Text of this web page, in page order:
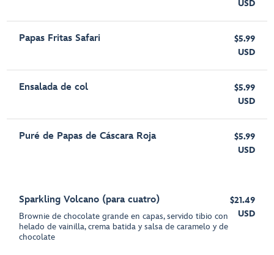
USD
Papas Fritas Safari
$5.99
USD
Ensalada de col
$5.99
USD
Puré de Papas de Cáscara Roja
$5.99
USD
Sparkling Volcano (para cuatro)
Brownie de chocolate grande en capas, servido tibio con
helado de vainilla, crema batida y salsa de caramelo y de
chocolate
$21.49
USD